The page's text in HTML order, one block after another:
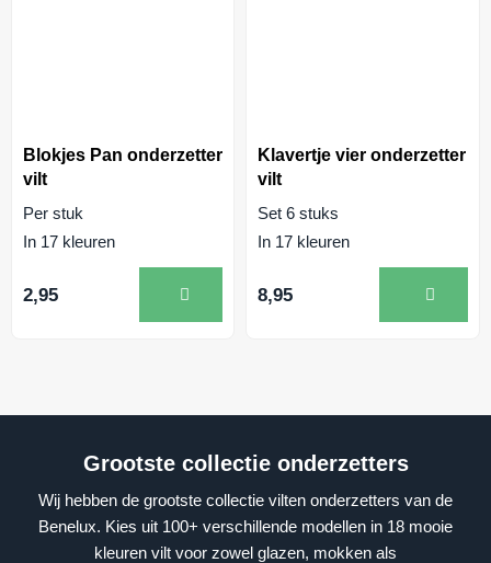
Blokjes Pan onderzetter
vilt
Per stuk
In 17 kleuren
2,95
Klavertje vier onderzetter
vilt
Set 6 stuks
In 17 kleuren
8,95
Grootste collectie onderzetters
Wij hebben de grootste collectie vilten onderzetters van de
Benelux. Kies uit 100+ verschillende modellen in 18 mooie
kleuren vilt voor zowel glazen, mokken als